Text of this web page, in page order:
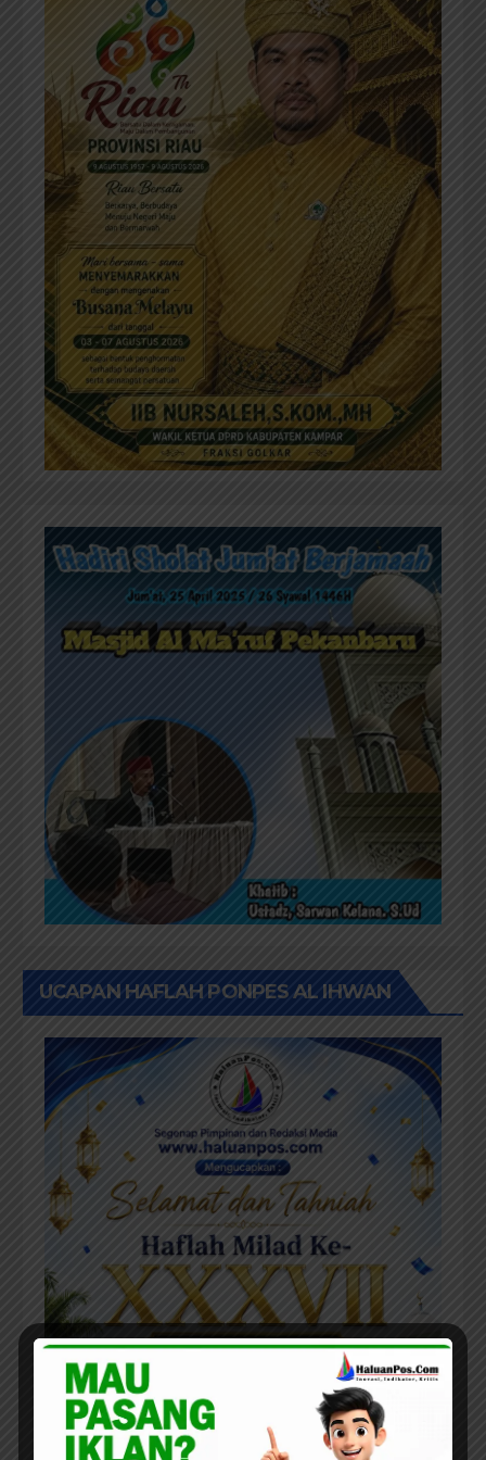
UCAPAN HAFLAH PONPES AL IHWAN